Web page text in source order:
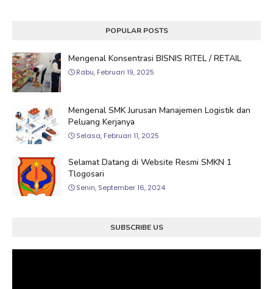
POPULAR POSTS
Mengenal Konsentrasi BISNIS RITEL / RETAIL
Rabu, Februari 19, 2025
Mengenal SMK Jurusan Manajemen Logistik dan
Peluang Kerjanya
Selasa, Februari 11, 2025
Selamat Datang di Website Resmi SMKN 1
Tlogosari
Senin, September 16, 2024
SUBSCRIBE US